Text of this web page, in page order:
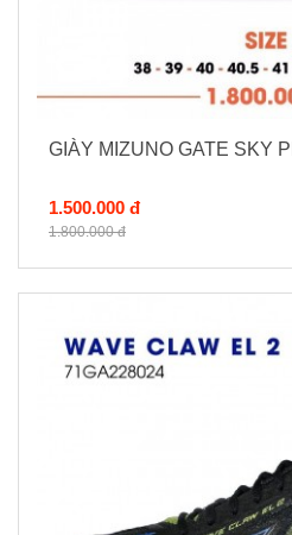
GIÀY MIZUNO GATE SKY
1.500.000 đ
1.800.000 đ